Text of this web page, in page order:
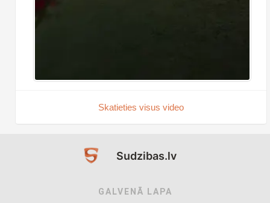
Skatieties visus video
Sudzibas.lv
GALVENĀ LAPA